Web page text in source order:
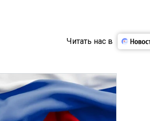
Читать нас в